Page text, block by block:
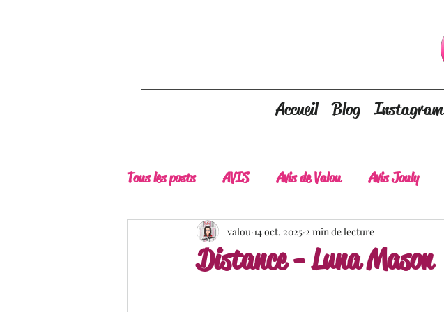
Accueil Blog Instagram
Tous les posts AVIS Avis de Valou Avis Jouly
Belle Découverte A lire absolument
Distance - Luna Mason
valou 14 oct. 2025 2 min de lecture